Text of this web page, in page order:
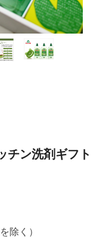
チン洗剤ギフト
除く）